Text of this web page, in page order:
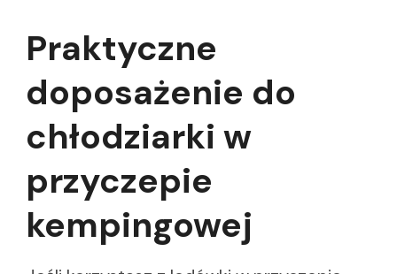
Praktyczne
doposażenie do
chłodziarki w
przyczepie
kempingowej